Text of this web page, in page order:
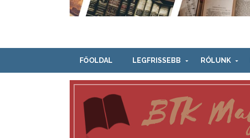
FŐOLDAL LEGFRISSEBB RÓLUNK